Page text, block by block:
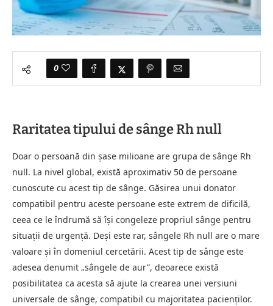
0
Raritatea tipului de sânge Rh null
Doar o persoană din șase milioane are grupa de sânge Rh
null. La nivel global, există aproximativ 50 de persoane
cunoscute cu acest tip de sânge. Găsirea unui donator
compatibil pentru aceste persoane este extrem de dificilă,
ceea ce le îndrumă să își congeleze propriul sânge pentru
situații de urgență. Deși este rar, sângele Rh null are o mare
valoare și în domeniul cercetării. Acest tip de sânge este
adesea denumit „sângele de aur”, deoarece există
posibilitatea ca acesta să ajute la crearea unei versiuni
universale de sânge, compatibil cu majoritatea pacienților.